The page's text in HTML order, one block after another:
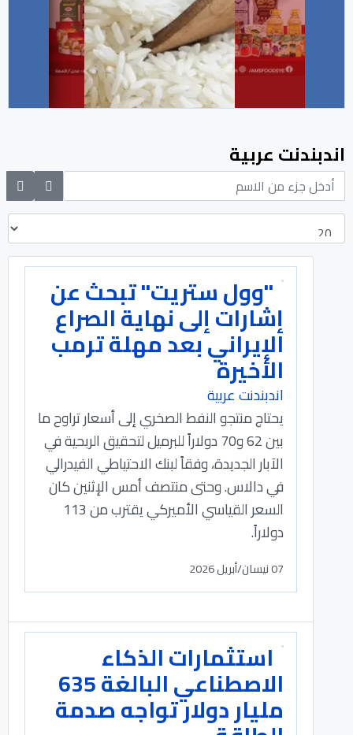
اندبندنت عربية
"وول ستريت" تبحث عن
إشارات إلى نهاية الصراع
الإيراني بعد مهلة ترمب
الأخيرة
اندبندنت عربية
يحتاج منتجو النفط الصخري إلى أسعار تراوح ما
بين 62 و70 دولاراً للبرميل لتحقيق الربحية في
الآبار الجديدة، وفقاً لبنك الاحتياطي الفيدرالي
في دالاس. وحتى منتصف أمس الإثنين كان
السعر القياسي الأميركي يقترب من 113
دولاراً.
07 نيسان/أبريل 2026
استثمارات الذكاء
الاصطناعي البالغة 635
مليار دولار تواجه صدمة